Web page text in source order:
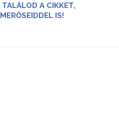
TALÁLOD A CIKKET,
IS!